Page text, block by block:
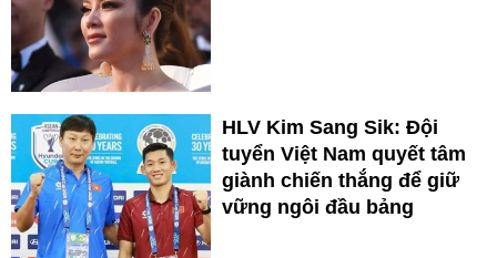
HLV Kim Sang Sik: Đội
tuyển Việt Nam quyết tâm
giành chiến thắng để giữ
vững ngôi đầu bảng